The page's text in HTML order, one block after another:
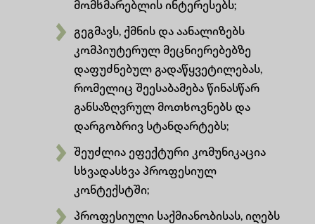
მომხმარებლის ინტერესებს;
გეგმავს, ქმნის და აანალიზებს
კომპიუტერულ მეცნიერებებზე
დაფუძნებულ გადაწყვეტილებას,
რომელიც შეესაბამება წინასწარ
განსაზღვრულ მოთხოვნებს და
დარგობრივ სტანდარტებს;
შეუძლია ეფექტური კომუნიკაცია
სხვადასხვა პროფესიულ
კონტექსტში;
პროფესიული საქმიანობისას, იღებს